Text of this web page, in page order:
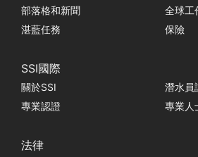
部落格和新聞
全球工
湛藍任務
保險
SSI國際
關於SSI
潛水員
專業認證
專業人
法律